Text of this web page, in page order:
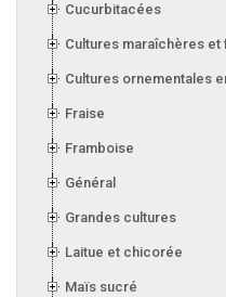
Cucurbitacées
Cultures maraîchères et
Cultures ornementales
Fraise
Framboise
Général
Grandes cultures
Laitue et chicorée
Maïs sucré